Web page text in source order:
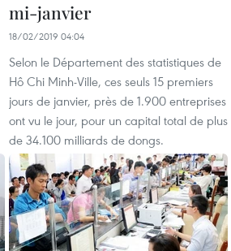
mi-janvier
18/02/2019 04:04
Selon le Département des statistiques de
Hô Chi Minh-Ville, ces seuls 15 premiers
jours de janvier, près de 1.900 entreprises
ont vu le jour, pour un capital total de plus
de 34.100 milliards de dongs.